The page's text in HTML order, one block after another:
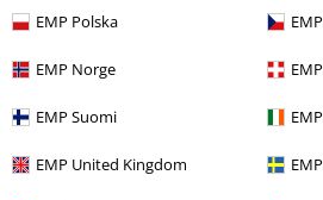
EMP Polska
EMP Norge
EMP Suomi
EMP United Kingdom
Harry